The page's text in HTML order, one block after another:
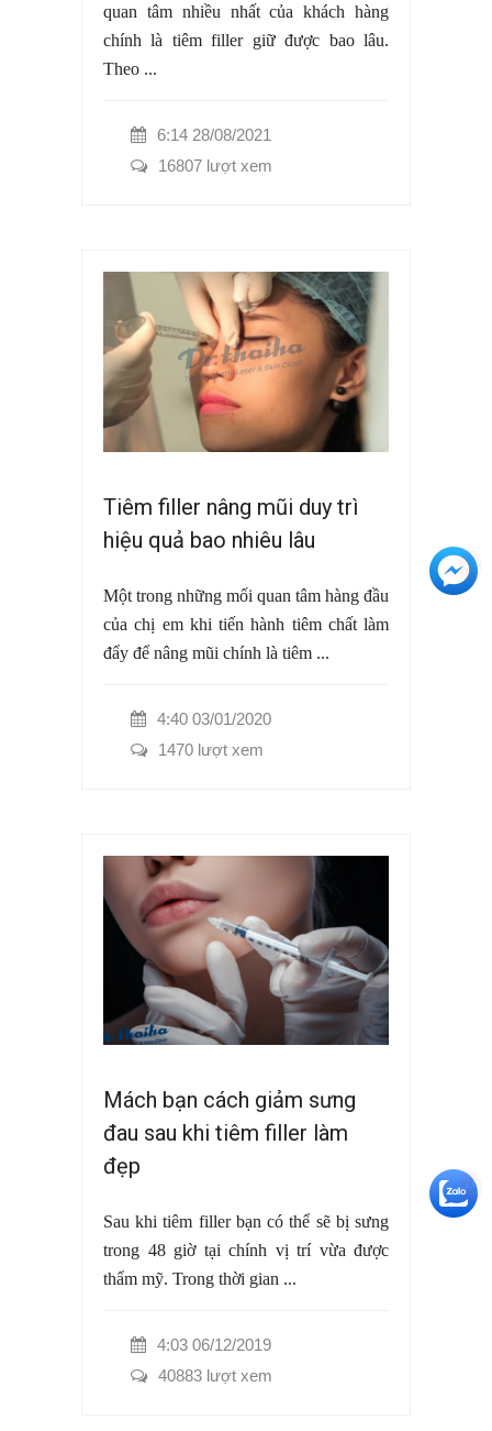
quan tâm nhiều nhất của khách hàng
chính là tiêm filler giữ được bao lâu.
Theo ...
6:14 28/08/2021
16807 lượt xem
Tiêm filler nâng mũi duy trì
hiệu quả bao nhiêu lâu
Một trong những mối quan tâm hàng đầu
của chị em khi tiến hành tiêm chất làm
đẩy để nâng mũi chính là tiêm ...
4:40 03/01/2020
1470 lượt xem
Mách bạn cách giảm sưng
đau sau khi tiêm filler làm
đẹp
Sau khi tiêm filler bạn có thể sẽ bị sưng
trong 48 giờ tại chính vị trí vừa được
thẩm mỹ. Trong thời gian ...
4:03 06/12/2019
40883 lượt xem
+3
+5